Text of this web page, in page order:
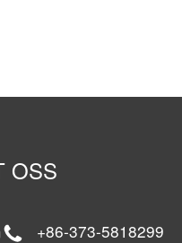
OSS
+86-373-5818299